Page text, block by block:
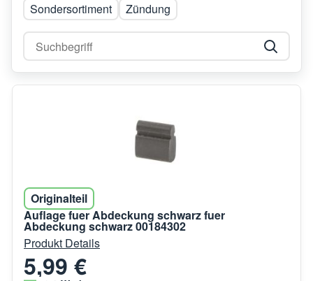
Sondersortiment
Zündung
Originalteil
Auflage fuer Abdeckung schwarz fuer
Abdeckung schwarz 00184302
Produkt Details
5,99 €